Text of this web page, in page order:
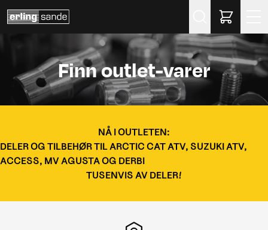
Finn outlet-varer
NÅ I OUTLETEN:
DELER OG TILBEHØR TIL ARCTIC CAT ATV, SUZUKI ATV,
ACCESS, MV AGUSTA OG DERBI
TUSENVIS AV DELER!